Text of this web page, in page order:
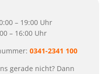
– 19:00 Uhr
– 16:00 Uhr
0341-2341 100
gerade nicht? Dann